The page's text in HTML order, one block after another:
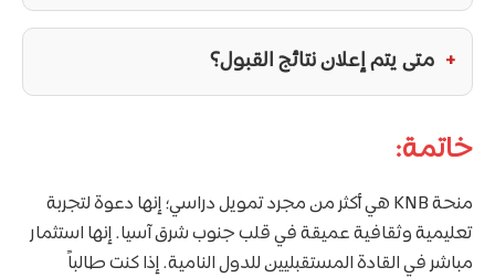
متى يتم إعلان نتائج القبول؟
خاتمة:
منحة KNB هي أكثر من مجرد تمويل دراسي؛ إنها دعوة لتجربة
تعليمية وثقافية عميقة في قلب جنوب شرق آسيا. إنها استثمار
مباشر في القادة المستقبليين للدول النامية. إذا كنت طالباً